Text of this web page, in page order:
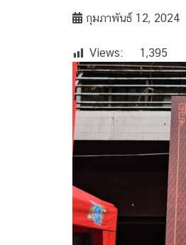
กุมภาพันธ์ 12, 2024
Views: 1,395